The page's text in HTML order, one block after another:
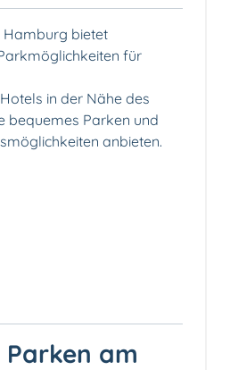
Hamburg bietet
für
in der Nähe des
bequemes Parken und
anbieten.
am